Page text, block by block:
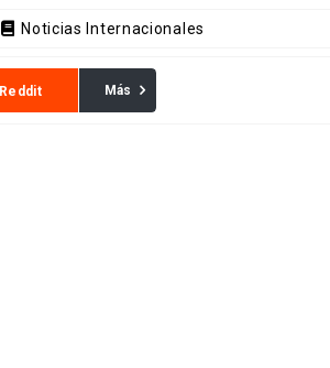
Noticias Internacionales
Reddit Más